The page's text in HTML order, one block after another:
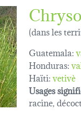
(dans les
Guatemala:
Honduras:
Haïti:vetivè
Usages
racine,